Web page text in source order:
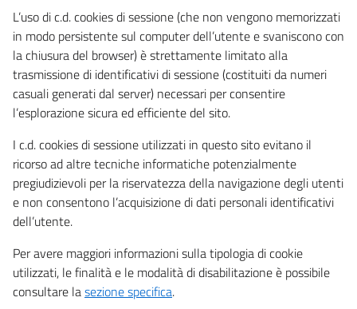
L’uso di c.d. cookies di sessione (che non vengono memorizzati
in modo persistente sul computer dell’utente e svaniscono con
la chiusura del browser) è strettamente limitato alla
trasmissione di identificativi di sessione (costituiti da numeri
casuali generati dal server) necessari per consentire
l’esplorazione sicura ed efficiente del sito.
I c.d. cookies di sessione utilizzati in questo sito evitano il
ricorso ad altre tecniche informatiche potenzialmente
pregiudizievoli per la riservatezza della navigazione degli utenti
e non consentono l’acquisizione di dati personali identificativi
dell’utente.
Per avere maggiori informazioni sulla tipologia di cookie
utilizzati, le finalità e le modalità di disabilitazione è possibile
consultare lasezione specifica.